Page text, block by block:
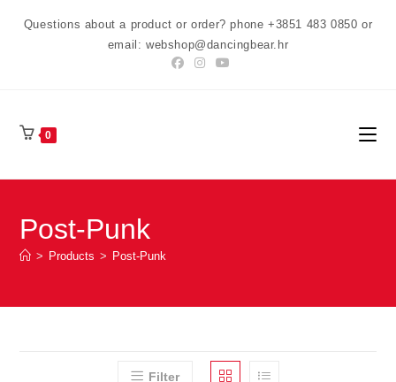
Questions about a product or order? phone +3851 483 0850 or
email: webshop@dancingbear.hr
0
Post-Punk
> Products > Post-Punk
Filter